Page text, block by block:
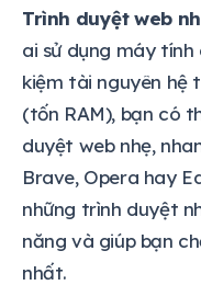
Trình duyệt web
ai sử dụng máy
kiệm tài nguyên hệ
(tốn RAM), bạn có
duyệt web nhẹ,
Brave, Opera hay
những trình duyệt
năng và giúp bạn
nhất.